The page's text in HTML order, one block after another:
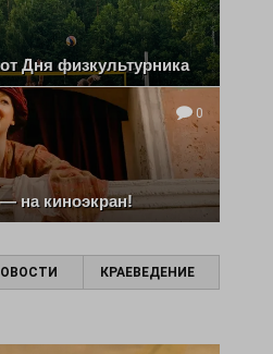
Дня физкультурника
0
на киноэкран!
КРАЕВЕДЕНИЕ